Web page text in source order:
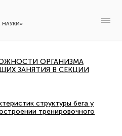
НАУКИ»
ОРГАНИЗМА
ЗАНЯТИЯ В СЕКЦИИ
структуры бега у
тренировочного